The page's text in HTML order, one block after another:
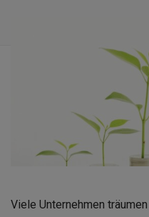
Viele Unternehmen